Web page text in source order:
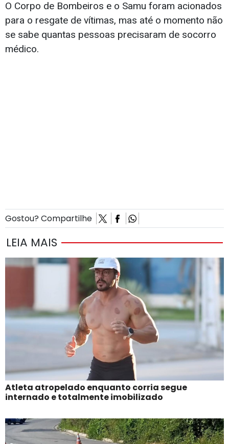
O Corpo de Bombeiros e o Samu foram acionados
para o resgate de vítimas, mas até o momento não
se sabe quantas pessoas precisaram de socorro
médico.
Gostou? Compartilhe
LEIA MAIS
Atleta atropelado enquanto corria segue
internado e totalmente imobilizado